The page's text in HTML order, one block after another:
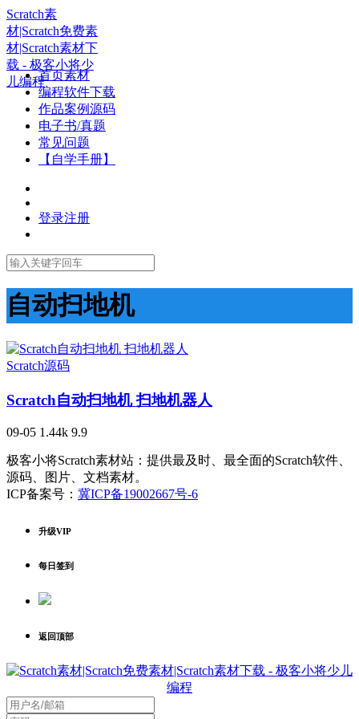
Scratch素
材|Scratch免费素
材|Scratch素材下
载 - 极客小将少
儿编程首页素材
编程软件下载
作品案例源码
电子书/真题
常见问题
【自学手册】
登录注册
自动扫地机
Scratch源码
Scratch自动扫地机 扫地机器人
09-05 1.44k 9.9
极客小将Scratch素材站：提供最及时、最全面的Scratch软件、
源码、图片、文档素材。
ICP备案号： 冀ICP备19002667号-6
升级VIP
每日签到
返回顶部